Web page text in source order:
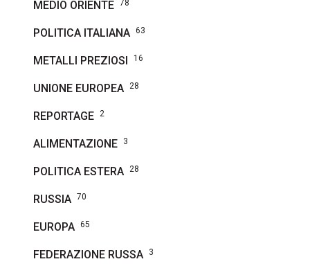
MEDIO ORIENTE 78
POLITICA ITALIANA 63
METALLI PREZIOSI 16
UNIONE EUROPEA 28
REPORTAGE 2
ALIMENTAZIONE 3
POLITICA ESTERA 28
RUSSIA 70
EUROPA 65
FEDERAZIONE RUSSA 3